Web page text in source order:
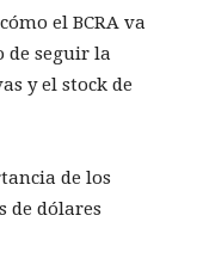
el BCRA va
de seguir la
y el stock de
de los
de dólares